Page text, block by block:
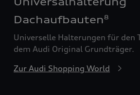
Dachaufbauten8
Universelle Halterungen für den
dem Audi Original Grundträger.
Zur Audi Shopping World